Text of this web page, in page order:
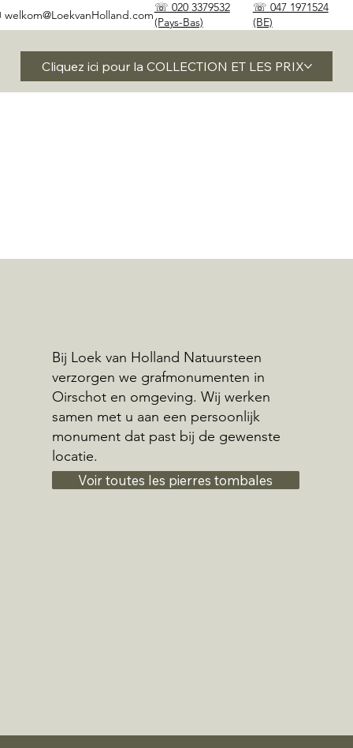
☏ 020 3379532
(Pays-Bas)
☏ 047 1971524
(BE)
welkom@LoekvanHolland.com
Cliquez ici pour la COLLECTION ET LES PRIX
Bij Loek van Holland Natuursteen
verzorgen we grafmonumenten in
Oirschot en omgeving. Wij werken
samen met u aan een persoonlijk
monument dat past bij de gewenste
locatie.
Voir toutes les pierres tombales